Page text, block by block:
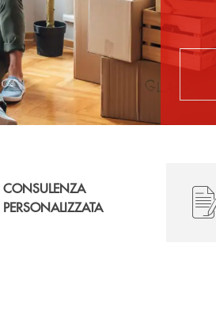
CONSULENZA
PERSONALIZZATA